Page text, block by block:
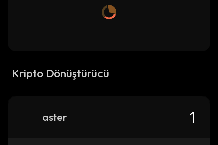
Kripto Dönüştürücü
aster